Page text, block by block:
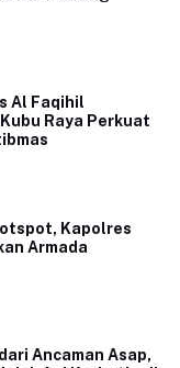
Al Faqihil
Raya Perkuat
Kapolres
Armada
Ancaman Asap,